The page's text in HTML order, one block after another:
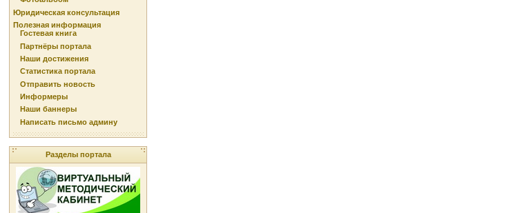
Юридическая консультация
Полезная информация
Гостевая книга
Партнёры портала
Наши достижения
Статистика портала
Отправить новость
Информеры
Наши баннеры
Написать письмо админу
Разделы портала